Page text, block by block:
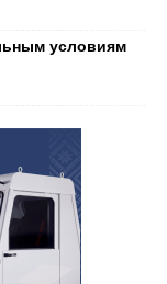
условиям